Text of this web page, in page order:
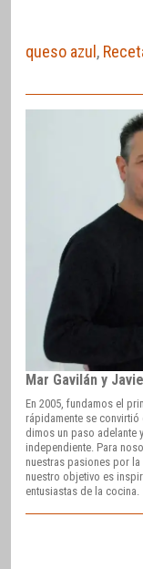
queso azul ,
Mar Gavilán y
En 2005, fundamos el
rápidamente se convirtió
dimos un paso adelante
independiente. Para
nuestras pasiones por
nuestro objetivo es
entusiastas de la cocina.